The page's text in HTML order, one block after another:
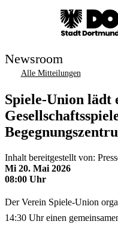
Newsroom
Alle Mitteilungen
Spiele-Union lädt
Inhalt bereitgestellt von:
Mi 20. Mai 2026
08:00 Uhr
Der Verein Spiele-Union
14:30 Uhr einen